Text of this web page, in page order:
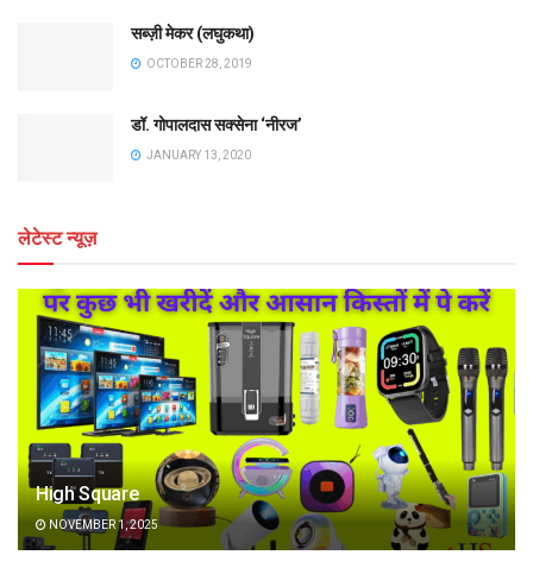
सब्ज़ी मेकर (लघुकथा)
OCTOBER 28, 2019
डॉ. गोपालदास सक्सेना ‘नीरज’
JANUARY 13, 2020
लेटेस्ट न्यूज़
High Square
NOVEMBER 1, 2025